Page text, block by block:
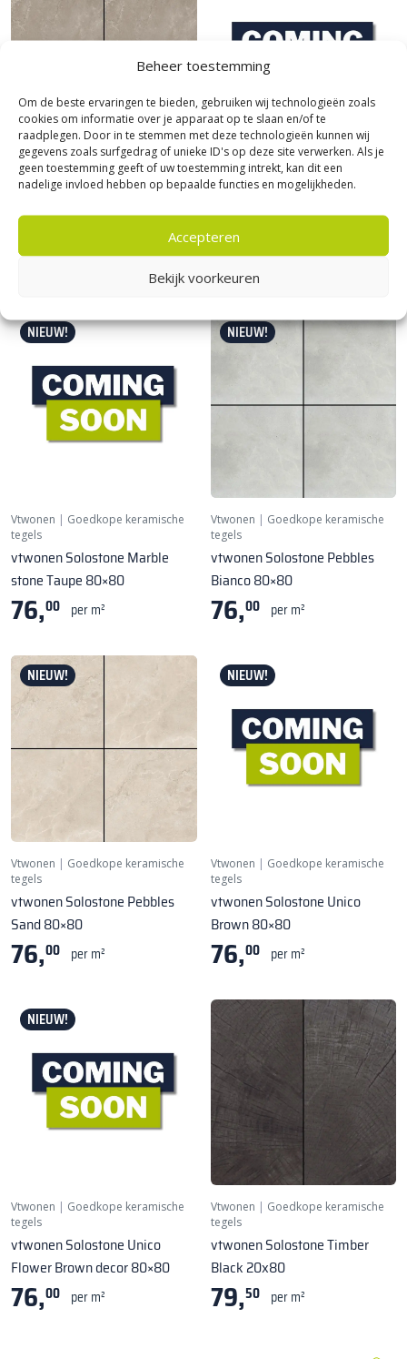
Beheer toestemming
Om de beste ervaringen te bieden, gebruiken wij technologieën zoals
cookies om informatie over je apparaat op te slaan en/of te
raadplegen. Door in te stemmen met deze technologieën kunnen wij
gegevens zoals surfgedrag of unieke ID's op deze site verwerken. Als je
geen toestemming geeft of uw toestemming intrekt, kan dit een
nadelige invloed hebben op bepaalde functies en mogelijkheden.
Accepteren
Bekijk voorkeuren
Vtwonen|Goedkope keramische
tegels
vtwonen Solostone Limestone
76,00
Vtwonen|Goedkope keramische
tegels
vtwonen Solostone Marble
stone Sand 80×80
76,00
NIEUW!
Vtwonen | Goedkope keramische
tegels
vtwonen Solostone Marble
stone Taupe 80×80
76,00 per m²
NIEUW!
Vtwonen | Goedkope keramische
tegels
vtwonen Solostone Pebbles
Bianco 80×80
76,00 per m²
NIEUW!
Vtwonen | Goedkope keramische
tegels
vtwonen Solostone Pebbles
Sand 80×80
76,00 per m²
NIEUW!
Vtwonen | Goedkope keramische
tegels
vtwonen Solostone Unico
Brown 80×80
76,00 per m²
NIEUW!
Vtwonen | Goedkope keramische
tegels
vtwonen Solostone Unico
Flower Brown decor 80×80
76,00 per m²
Vtwonen | Goedkope keramische
tegels
vtwonen Solostone Timber
Black 20x80
79,50 per m²